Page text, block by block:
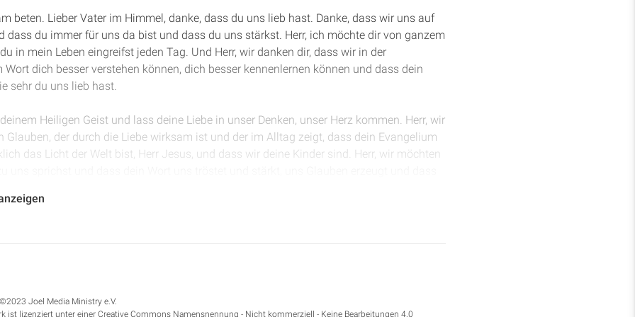
beten. Lieber Vater im Himmel, danke, dass du uns lieb hast. Danke, dass wir uns auf
dass du immer für uns da bist und dass du uns stärkst. Herr, ich möchte dir von ganzem
in mein Leben eingreifst jeden Tag. Und Herr, wir danken dir, dass wir in der
dich besser verstehen können, dich besser kennenlernen können und dass dein
sehr du uns lieb hast.
Heiligen Geist und lass deine Liebe in unser Denken, unser Herz kommen. Herr, wir
Glauben, der durch die Liebe wirksam ist und der im Alltag zeigt, dass dein Evangelium
das Licht der Welt bist, Herr Jesus, und dass wir deine Kinder sind. Herr, wir möchten
Herzen. Amen.
vor allem Römer 7 und Römer 8, beschrieben haben. Denn solange wir im
vielleicht das Richtige, wir wollen die richtigen Gebote halten, aber wir schaffen es
Joel Media Ministry e.V.
ist lizenziert unter einer Creative Commons Namensnennung - Nicht kommerziell - Keine Bearbeitungen 4.0